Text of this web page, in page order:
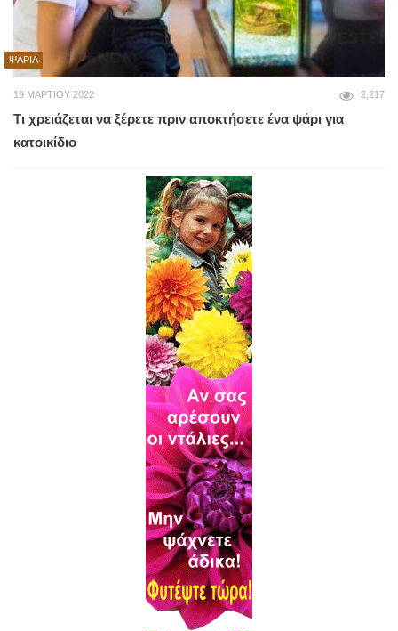
ΨΆΡΙΑ
19 ΜΑΡΤΊΟΥ 2022 2,217
Τι χρειάζεται να ξέρετε πριν αποκτήσετε ένα ψάρι για
κατοικίδιο